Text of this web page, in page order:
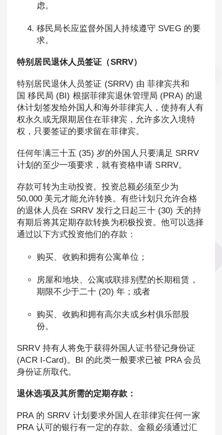
虑。
移民局长应监督外国人持续遵守 SVEG 的要
求。
特别居民退休人员签证（SRRV）
特别居民退休人员签证 (SRRV) 由 菲律宾共和
国 移民局 (BI) 根据菲律宾退休管理局 (PRA) 的退
休计划签发给外国人和海外菲律宾人，使持有人有
权永久或无限期居住在菲律宾，允许多次入境特
权，只要签证的要求留在菲律宾。
任何年满三十五 (35) 岁的外国人只要满足 SRRV
计划的至少一项要求，就有资格申请 SRRV。
存款可转为主动投资。投资总额必须至少为
50,000 美元才能允许转换。有些计划只允许合格
的退休人员在 SRRV 发行之日起三十 (30) 天的持
有期后将其定期存款转换为积极投资。他可以选择
通过以下方式投资他们的存款：
购买、收购和拥有公寓单位；
房屋和地块、公寓或联排别墅的长期租赁，
期限不少于二十 (20) 年；或者
购买、收购和拥有高尔夫或乡村俱乐部股
份。
SRRV 持有人将免于获得外国人证书登记身份证
(ACR I-Card)。BI 的此类一般要求已被 PRA 会员
身份证所取代。
退休选项及其所需的定期存款：
PRA 的 SRRV 计划要求外国人在菲律宾任何一家
PRA 认可的银行有一定的存款。金额必须通过汇